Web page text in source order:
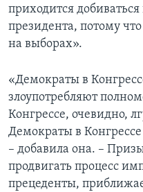
приходится
президента, потому
на выборах».
«Демократы в
злоупотребляют
Конгрессе, очевидно,
Демократы в
– добавила она. –
продвигать процесс
прецеденты,